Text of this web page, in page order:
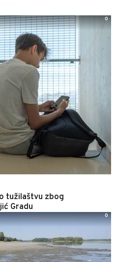
tužilaštvu zbog
Gradu
0
0